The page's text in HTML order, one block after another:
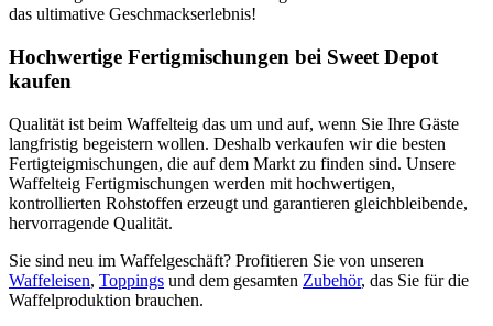
das ultimative Geschmackserlebnis!
Hochwertige Fertigmischungen bei Sweet Depot
kaufen
Qualität ist beim Waffelteig das um und auf, wenn Sie Ihre Gäste
langfristig begeistern wollen. Deshalb verkaufen wir die besten
Fertigteigmischungen, die auf dem Markt zu finden sind. Unsere
Waffelteig Fertigmischungen werden mit hochwertigen,
kontrollierten Rohstoffen erzeugt und garantieren gleichbleibende,
hervorragende Qualität.
Sie sind neu im Waffelgeschäft? Profitieren Sie von unseren
Waffeleisen, Toppings und dem gesamten Zubehör, das Sie für die
Waffelproduktion brauchen.